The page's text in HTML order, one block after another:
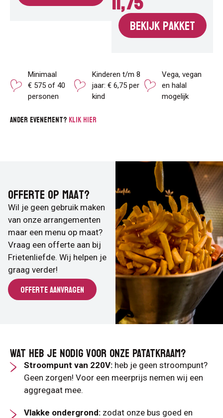
Bekijk pakket
Minimaal
€ 575 of 40
personen
Kinderen t/m 8
jaar: € 6,75 per
kind
Vega, vegan
en halal
mogelijk
Ander evenement?Klik hier
Offerte op maat?
Wil je geen gebruik maken
van onze arrangementen
maar een menu op maat?
Vraag een offerte aan bij
Frietenliefde. Wij helpen je
graag verder!
OFFERTE AANVRAGEN
WAT HEB JE NODIG VOOR ONZE PATATKRAAM?
Stroompunt van 220V: heb je geen stroompunt?
Geen zorgen! Voor een meerprijs nemen wij een
aggregaat mee.
Vlakke ondergrond: zodat onze bus goed en